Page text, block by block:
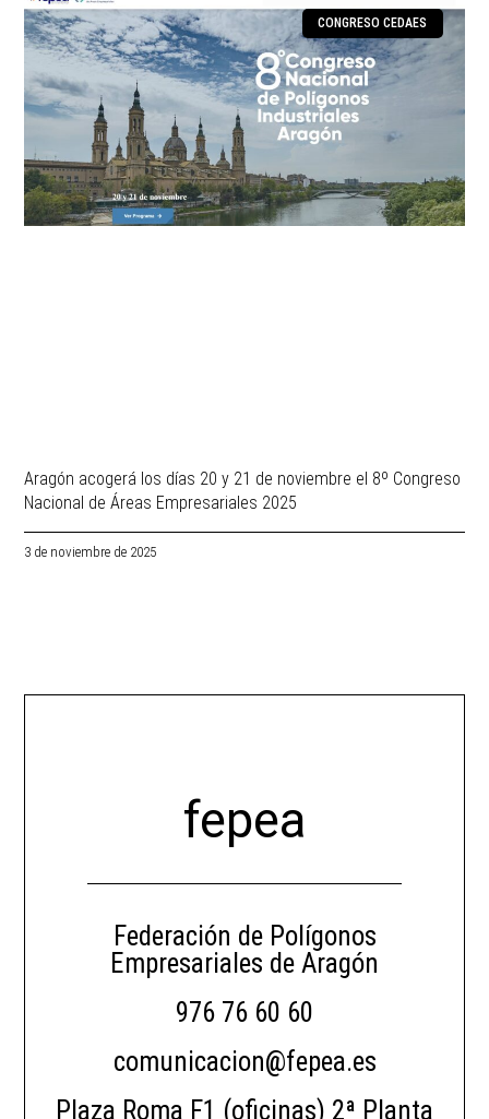
CONGRESO CEDAES
Aragón acogerá los días 20 y 21 de noviembre el 8º Congreso
Nacional de Áreas Empresariales 2025
3 de noviembre de 2025
fepea
Federación de Polígonos
Empresariales de Aragón
976 76 60 60
comunicacion@fepea.es
Plaza Roma F1 (oficinas) 2ª Planta